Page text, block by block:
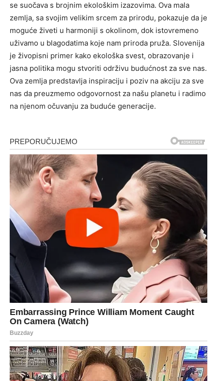
se suočava s brojnim ekološkim izazovima. Ova mala
zemlja, sa svojim velikim srcem za prirodu, pokazuje da je
moguće živeti u harmoniji s okolinom, dok istovremeno
uživamo u blagodatima koje nam priroda pruža. Slovenija
je živopisni primer kako ekološka svest, obrazovanje i
jasna politika mogu stvoriti održivu budućnost za sve nas.
Ova zemlja predstavlja inspiraciju i poziv na akciju za sve
nas da preuzmemo odgovornost za našu planetu i radimo
na njenom očuvanju za buduće generacije.